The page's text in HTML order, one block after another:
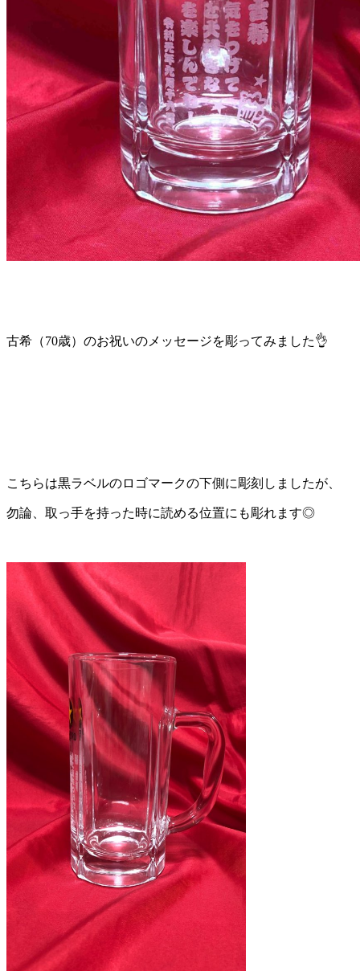
古希（70歳）のお祝いのメッセージを彫ってみました👌
こちらは黒ラベルのロゴマークの下側に彫刻しましたが、
勿論、取っ手を持った時に読める位置にも彫れます◎